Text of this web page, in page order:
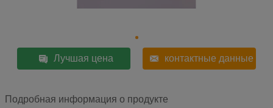
Лучшая цена контактные данные
Подробная информация о продукте